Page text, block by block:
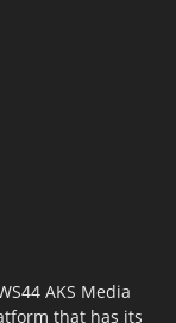
AKS Media
that has its